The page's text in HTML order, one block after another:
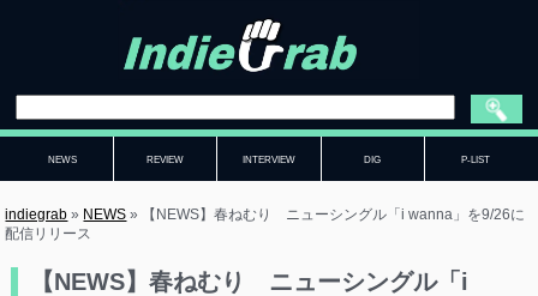
NEWS REVIEW INTERVIEW DIG P-LIST
indiegrab » NEWS »
【NEWS】春ねむり ニューシングル「i wanna」を9/26に
配信リリース
【NEWS】春ねむり ニューシングル「i